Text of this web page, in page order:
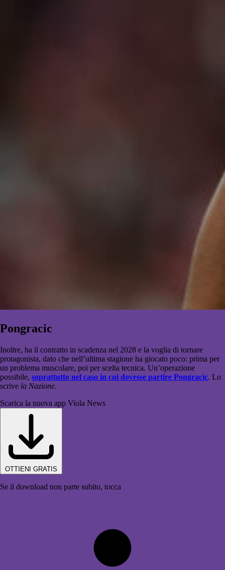
Pongracic
Inoltre, ha il contratto in scadenza nel 2028 e la voglia di tornare
protagonista, dato che nell’ultima stagione ha giocato poco: prima per
un problema muscolare, poi per scelta tecnica. Un’operazione
possibile, soprattutto nel caso in cui dovesse partire Pongracic. Lo
scrive la Nazione.
Scarica la nuova app Viola News
OTTIENI GRATIS
Se il download non parte subito, tocca